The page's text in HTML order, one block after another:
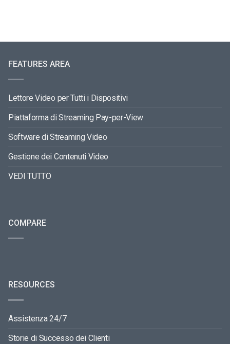
FEATURES AREA
Lettore Video per Tutti i Dispositivi
Piattaforma di Streaming Pay-per-View
Software di Streaming Video
Gestione dei Contenuti Video
VEDI TUTTO
COMPARE
RESOURCES
Assistenza 24/7
Storie di Successo dei Clienti